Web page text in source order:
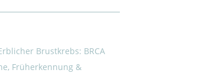
Brustkrebs: BRCA
Früherkennung &